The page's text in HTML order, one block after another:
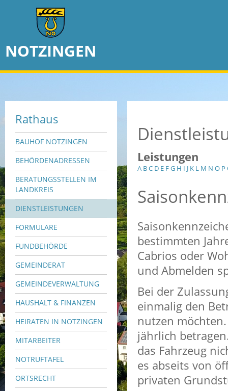
NOTZINGEN
Rathaus
BAUHOF NOTZINGEN
BEHÖRDENADRESSEN
BERATUNGSSTELLEN IM
LANDKREIS
DIENSTLEISTUNGEN
FORMULARE
FUNDBEHÖRDE
GEMEINDERAT
GEMEINDEVERWALTUNG
HAUSHALT & FINANZEN
HEIRATEN IN NOTZINGEN
MITARBEITER
NOTRUFTAFEL
ORTSRECHT
Leistungen
A BC D E FG H I J K L M N O P
bestimmten
Cabrios oder
und Abmelden
Bei der
einmalig den
nutzen
jährlich
das Fahrzeug
es abseits von
privaten